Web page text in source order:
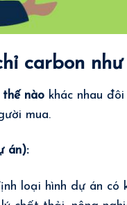
carbon như
nào khác nhau
mua.
án):
loại hình dự án có